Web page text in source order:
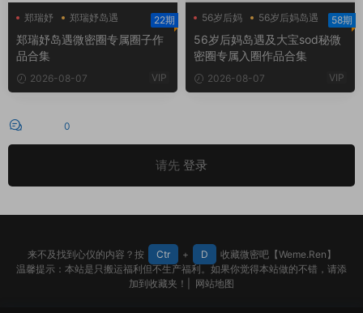
郑瑞妤
郑瑞妤岛遇
郑瑞妤微博
22期
郑瑞妤岛遇微密圈专属圈子作
品合集
2026-08-07 VIP
56岁后妈
56岁后妈岛遇
大宝sod秘
58期
56岁后妈岛遇及大宝sod秘微
密圈专属入圈作品合集
2026-08-07 VIP
0
请先 登录
来不及找到心仪的内容？按 Ctr + D
收藏微密吧【Weme.Ren】
温馨提示：本站是只搬运福利但不生产福利。如果你觉得本站做的不错，请添
加到收藏夹！| 网站地图